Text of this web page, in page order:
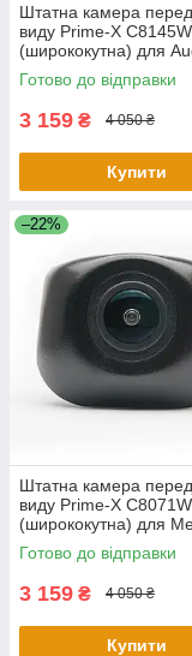
Штатна камера
виду Prime-X C8145W
(ширококутна) для
A4L 2017-2018
Готово до відправки
3 159 ₴ 4 050 ₴
Купити
–22%
Штатна камера
виду Prime-X С8071W
(ширококутна) для
S-Class W222, V222,
2015-2017
Готово до відправки
3 159 ₴ 4 050 ₴
Купити